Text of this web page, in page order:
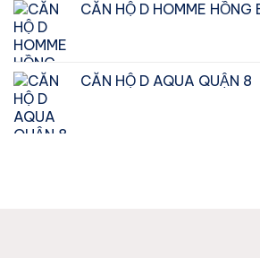
CĂN HỘ D HOMME HỒNG
CĂN HỘ D AQUA QUẬN 8